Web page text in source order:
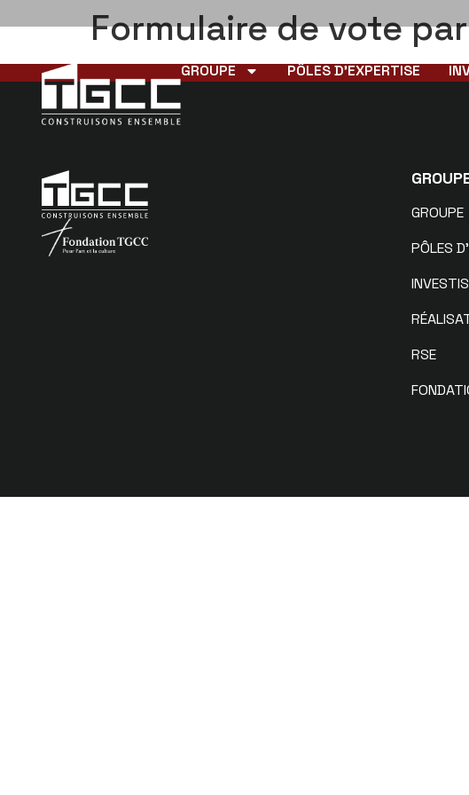
GROUPE PÔLES D’EXPERTISE
Formulaire de vote
GROUPE
PÔLES
RSE